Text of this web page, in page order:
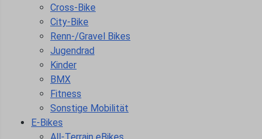
Cross-Bike
City-Bike
Renn-/Gravel Bikes
Jugendrad
Kinder
BMX
Fitness
Sonstige Mobilität
E-Bikes